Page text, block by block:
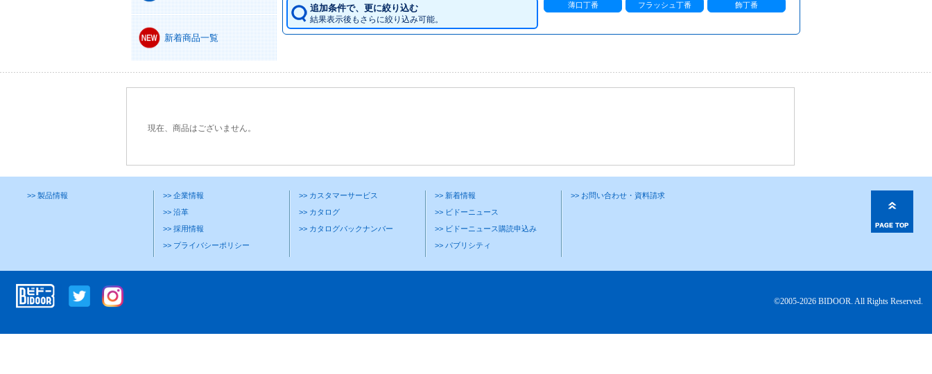
新着商品一覧
追加条件で、更に絞り込む
結果表示後もさらに絞り込み可能。
薄口丁番 フラッシュ丁番 飾丁番
現在、商品はございません。
>> 製品情報
>> 企業情報
>> 沿革
>> 採用情報
>> プライバシーポリシー
>> カスタマーサービス
>> カタログ
>> カタログバックナンバー
>> 新着情報
>> ビドーニュース
>> ビドーニュース購読申込み
>> パブリシティ
>> お問い合わせ・資料請求
©2005-2026 BIDOOR. All Rights Reserved.